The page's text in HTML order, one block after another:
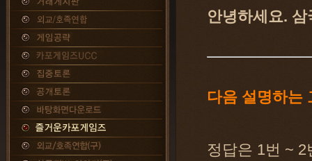
안녕하세요. 삼
다음 설명하는
정답은 1번 ~